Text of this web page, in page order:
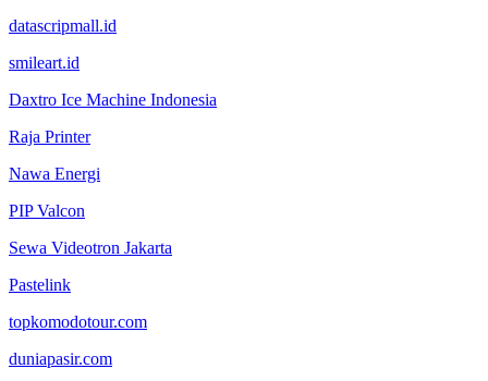
datascripmall.id
smileart.id
Daxtro Ice Machine Indonesia
Raja Printer
Nawa Energi
PIP Valcon
Sewa Videotron Jakarta
Pastelink
topkomodotour.com
duniapasir.com